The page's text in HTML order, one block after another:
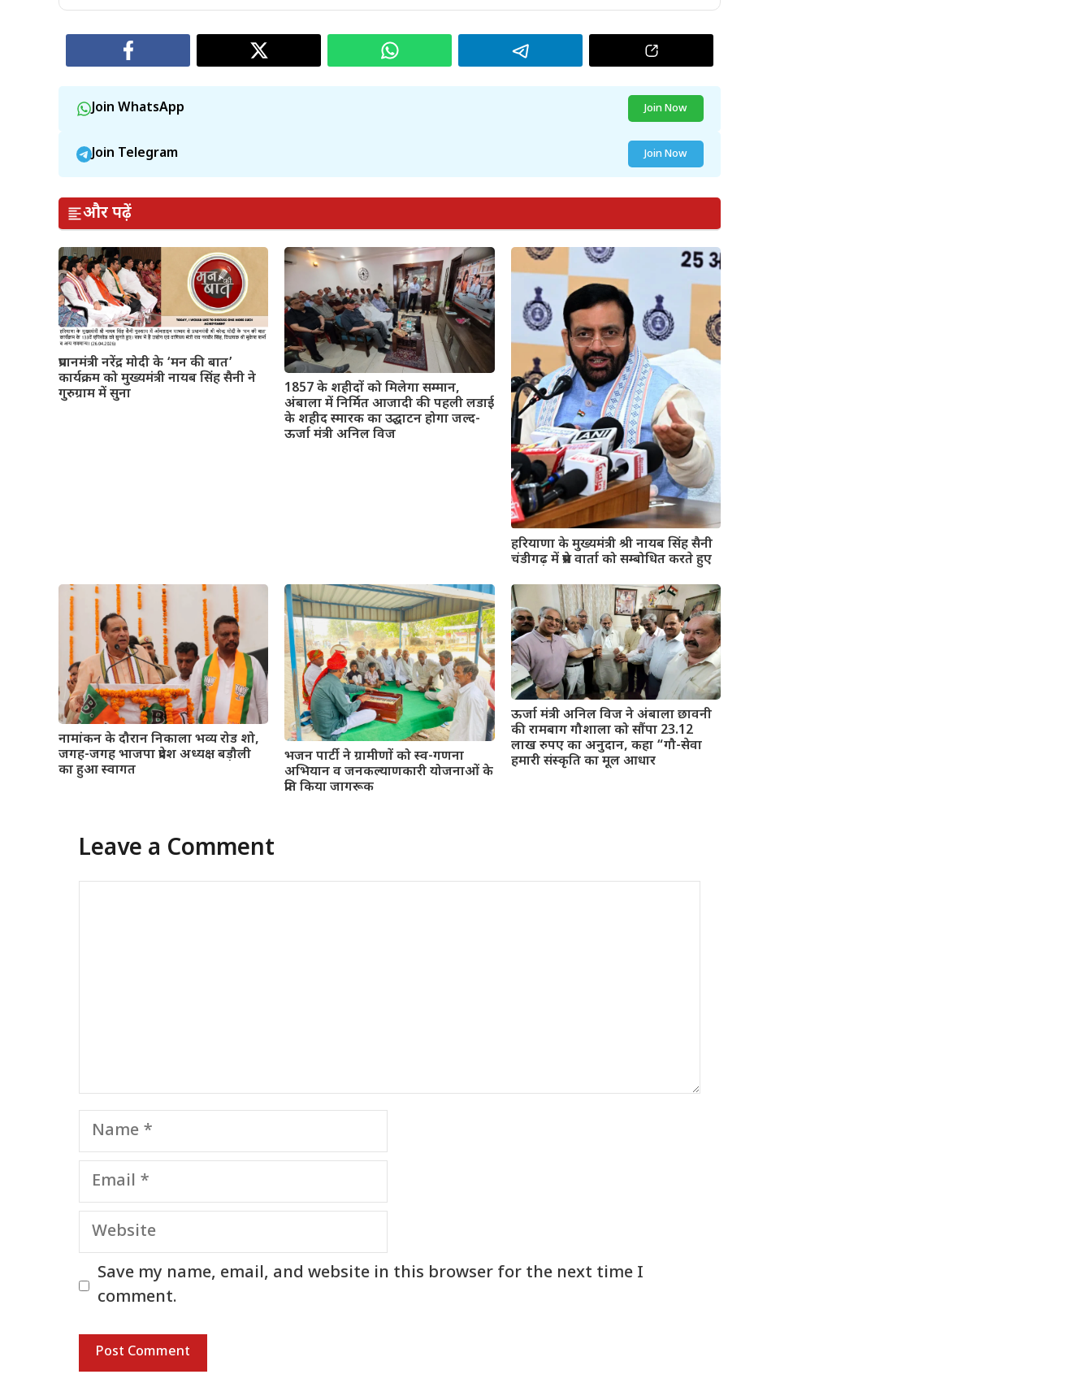
Join WhatsApp Join Now
Join Telegram Join Now
और पढ़ें
प्रधानमंत्री नरेंद्र मोदी के ‘मन की बात’
कार्यक्रम को मुख्यमंत्री नायब सिंह सैनी ने
गुरुग्राम में सुना
1857 के शहीदों को मिलेगा सम्मान,
अंबाला में निर्मित आजादी की पहली लडाई
के शहीद स्मारक का उद्घाटन होगा जल्द-
ऊर्जा मंत्री अनिल विज
हरियाणा के मुख्यमंत्री श्री नायब सिंह सैनी
चंडीगढ़ में प्रेस वार्ता को सम्बोधित करते हुए
नामांकन के दौरान निकाला भव्य रोड शो,
जगह-जगह भाजपा प्रदेश अध्यक्ष बड़ौली
का हुआ स्वागत
भजन पार्टी ने ग्रामीणों को स्व-गणना
अभियान व जनकल्याणकारी योजनाओं के
प्रति किया जागरूक
ऊर्जा मंत्री अनिल विज ने अंबाला छावनी
की रामबाग गौशाला को सौंपा 23.12
लाख रुपए का अनुदान, कहा “गौ-सेवा
हमारी संस्कृति का मूल आधार
Leave a Comment
Name
Email
Website
Save my name, email, and website in this browser for the next time I
comment.